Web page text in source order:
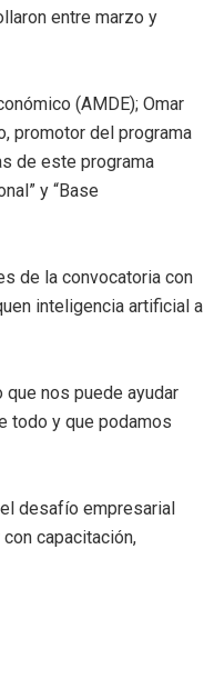
entre marzo y
(AMDE); Omar
promotor del programa
de este programa
y “Base
de la convocatoria con
inteligencia artificial a
nos puede ayudar
todo y que podamos
desafío empresarial
capacitación,